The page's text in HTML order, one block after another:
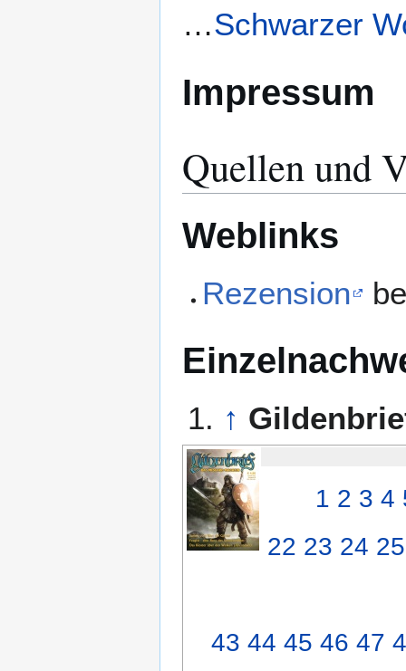
…Schwarzer
Impressum
Quellen und
Weblinks
Rezension
↑
1 2 3 4
22 23 24 25
43 44 45 46 47